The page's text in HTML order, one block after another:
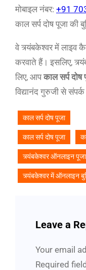
मोबाइल नंबर: +91
काल सर्प दोष पूजा
वे त्र्यंबकेश्वर में लाइव
करवाते हैं। इसलिए,
लिए, आपकाल सर्प
विद्यानंद गुरुजी से
काल सर्प दोष पूजा
काल सर्प दोष पूजा
त्र्यंबकेश्वर ऑनलाइन पूजा
त्र्यंबकेश्वर में ऑनलाइन
Leave a
Your email
Required